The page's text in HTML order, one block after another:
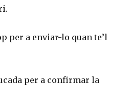
per a enviar-lo quan te’l
per a confirmar la